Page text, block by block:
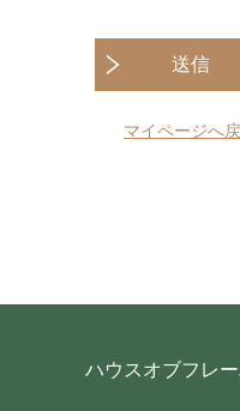
送信
マイページへ
ハウスオブフレ